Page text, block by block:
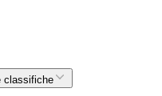
classifiche